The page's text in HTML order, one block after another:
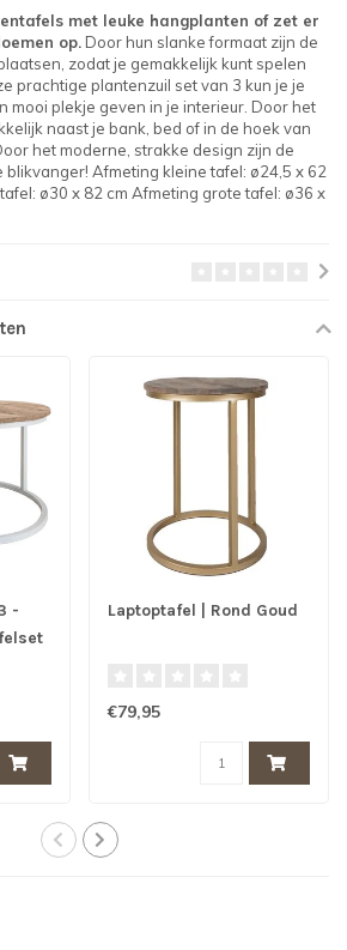
met leuke hangplanten of zet er
op. Door hun slanke formaat zijn de
zodat je gemakkelijk kunt spelen
prachtige plantenzuil set van 3 kun je je
mooi plekje geven in je interieur. Door het
naast je bank, bed of in de hoek van
het moderne, strakke design zijn de
Afmeting kleine tafel: ø24,5 x 62
ø30 x 82 cm Afmeting grote tafel: ø36 x
-
Laptoptafel | Rond Goud
€79,95